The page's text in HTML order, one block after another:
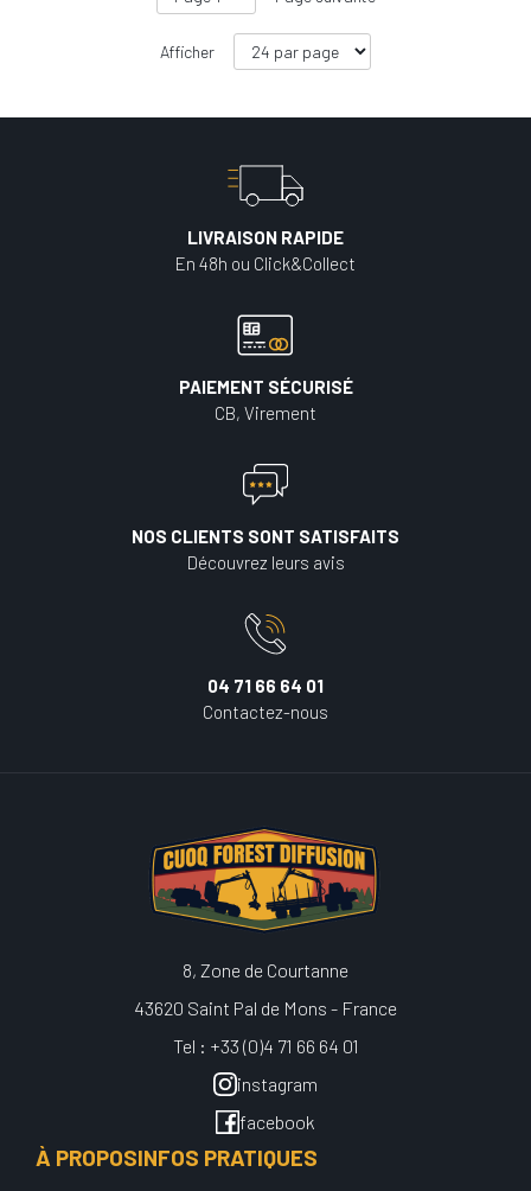
Afficher
LIVRAISON RAPIDE
En 48h ou Click&Collect
PAIEMENT SÉCURISÉ
CB, Virement
NOS CLIENTS SONT SATISFAITS
Découvrez leurs avis
04 71 66 64 01
Contactez-nous
8, Zone de Courtanne
43620 Saint Pal de Mons - France
Tel : +33 (0)4 71 66 64 01
instagram
facebook
À PROPOSINFOS PRATIQUES